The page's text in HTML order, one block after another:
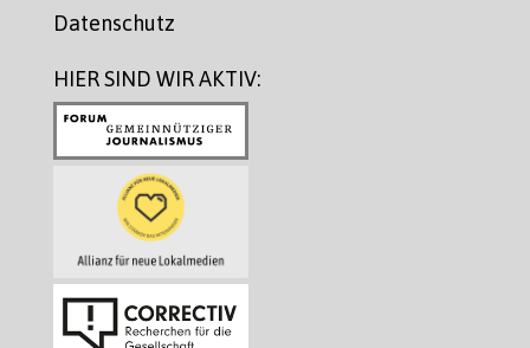
Datenschutz
HIER SIND WIR AKTIV: